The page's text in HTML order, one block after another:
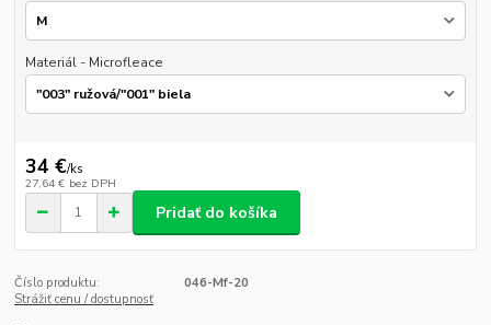
Materiál - Microfleace
34 €/ks
27,64 € bez DPH
Pridať do košíka
Číslo produktu:
046-Mf-20
Strážiť cenu / dostupnosť